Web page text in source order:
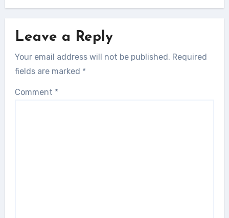
Leave a Reply
Your email address will not be published. Required
fields are marked *
Comment *